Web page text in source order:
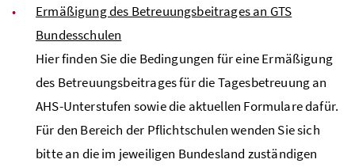
Ermäßigung des Betreuungsbeitrages an GTS
Bundesschulen
Hier finden Sie die Bedingungen für eine Ermäßigung
des Betreuungsbeitrages für die Tagesbetreuung an
AHS-Unterstufen sowie die aktuellen Formulare dafür.
Für den Bereich der Pflichtschulen wenden Sie sich
bitte an die im jeweiligen Bundesland zuständigen